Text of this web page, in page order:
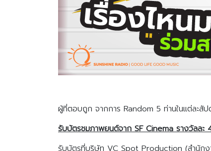
ผู้ที่ตอบถูก จากการ Random 5 ท่านในแต่ละสัป
รับบัตรชมภาพยนต์จาก SF Cinema รางวัลละ
รับบัตรที่บริษัท VC Spot Production (สำนักง